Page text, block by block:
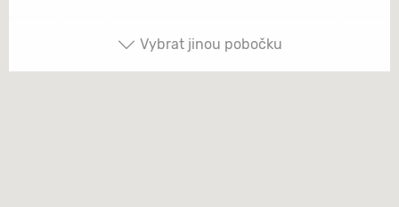
Vybrat jinou pobočku